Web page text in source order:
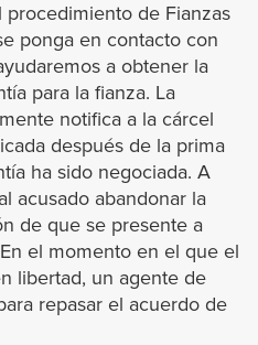
procedimiento de Fianzas
ponga en contacto con
a obtener la
para la fianza. La
notifica a la cárcel
después de la prima
ha sido negociada. A
acusado abandonar la
de que se presente a
el momento en el que el
libertad, un agente de
repasar el acuerdo de